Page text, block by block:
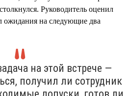
Руководитель оценил
ожидания на следующие два
на этой встрече —
получил ли сотрудник
допуски, готов ли